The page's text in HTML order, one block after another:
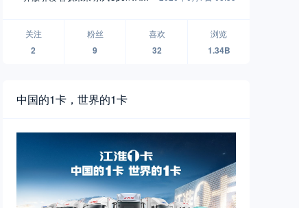
关注
2
粉丝
9
喜欢
32
浏览
1.34B
中国的1卡，世界的1卡